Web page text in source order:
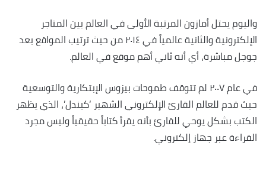
واليوم يحتل أمازون المرتبة الأولى في العالم بين المتاجر
الإلكترونية والثانية عالمياً في ٢٠١٤ من حيث ترتيب المواقع بعد
جوجل مباشرة، أي أنه ثاني أهم موقع في العالم.
في عام ٢٠٠٧ لم تتوقف طموحات بيزوس الإبتكارية والتوسعية
حيث قدم للعالم القارئ الإلكتروني الشهير ‘كيندل’، الذي يظهر
الكتب بشكل يوحي للقارئ بأنه يقرأ كتاباً حقيقياً وليس مجرد
القراءة عبر جهاز إلكتروني.